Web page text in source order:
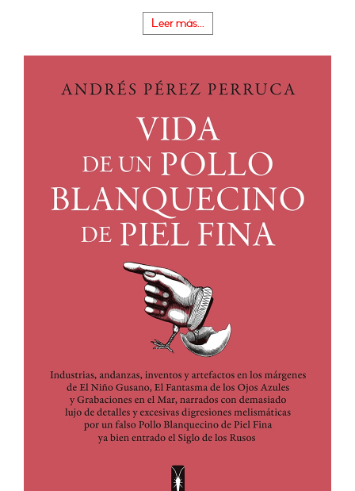
Leer más...